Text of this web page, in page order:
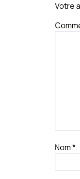
Votre
Nom*